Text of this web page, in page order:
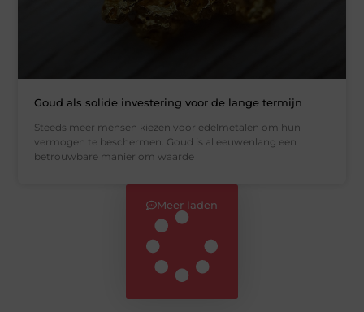
Goud als solide investering voor de lange termijn
Steeds meer mensen kiezen voor edelmetalen om hun
vermogen te beschermen. Goud is al eeuwenlang een
betrouwbare manier om waarde
Meer laden